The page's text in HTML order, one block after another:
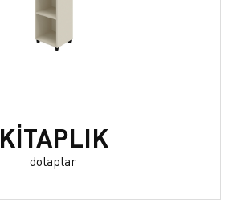
KİTAPLIK
dolaplar